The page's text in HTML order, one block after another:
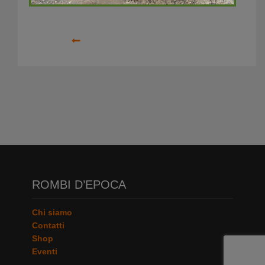
ROMBI D’EPOCA
Chi siamo
Contatti
Shop
Eventi